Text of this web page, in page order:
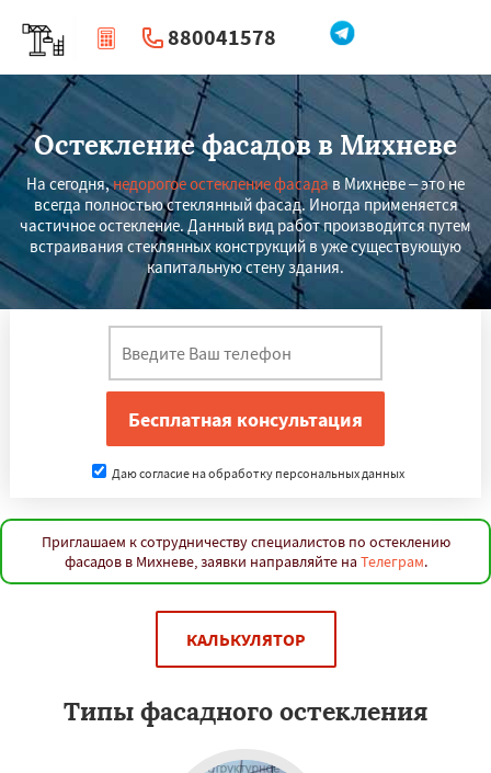
880041578
| Перезвоните мне
Остекление фасадов в Михневе
На сегодня,недорогое остекление фасада в Михневе – это не
всегда полностью стеклянный фасад. Иногда применяется
частичное остекление. Данный вид работ производится путем
встраивания стеклянных конструкций в уже существующую
капитальную стену здания.
Даю согласие на обработку персональных данных
Приглашаем к сотрудничеству специалистов по остеклению
фасадов в Михневе, заявки направляйте на Телеграм.
КАЛЬКУЛЯТОР
Типы фасадного остекления